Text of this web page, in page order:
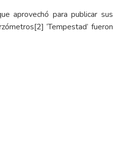
aprovechó para publicar sus
[2] ‘Tempestad’ fueron